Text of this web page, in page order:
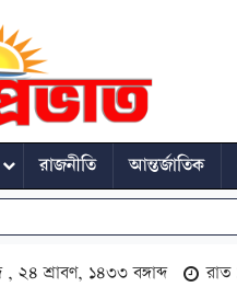
রাজনীতি আন্তর্জাতিক
২৪ শ্রাবণ, ১৪৩৩ বঙ্গাব্দ